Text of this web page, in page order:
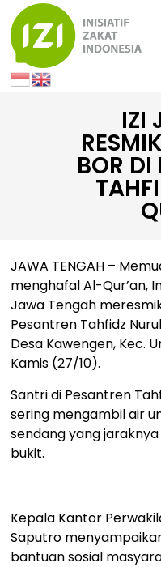
IZI
BOR DI
JAWA TENGAH –
menghafal Al-Qur’an,
Jawa Tengah
Pesantren Tahfidz
Desa Kawengen, Kec.
Kamis (27/10).
Santri di Pesantren
sering mengambil air
sendang yang
bukit.
Kepala Kantor
Saputro
bantuan sosial